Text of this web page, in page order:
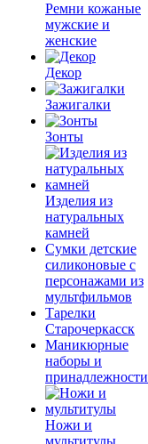
Ремни кожаные
мужские и
женские
Декор
Зажигалки
Зонты
Изделия из
натуральных
камней
Сумки детские
силиконовые с
персонажами из
мультфильмов
Тарелки
Старочеркасск
Маникюрные
наборы и
принадлежности
Ножи и
мультитулы